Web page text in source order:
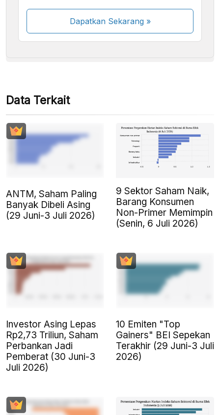
Dapatkan Sekarang»
Beberapa metode pembayaran masih dalam
Data Terkait
ANTM, Saham Paling
Banyak Dibeli Asing
(29 Juni-3 Juli 2026)
9 Sektor Saham Naik,
Barang Konsumen
Non-Primer Memimpin
(Senin, 6 Juli 2026)
Investor Asing Lepas
Rp2,73 Triliun, Saham
Perbankan Jadi
Pemberat (30 Juni-3
Juli 2026)
10 Emiten "Top
Gainers" BEI Sepekan
Terakhir (29 Juni-3 Juli
2026)